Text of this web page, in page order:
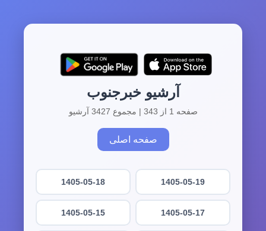
آرشیو خبرجنوب
صفحه 1 از 343 | مجموع 3427 آرشیو
صفحه اصلی
1405-05-19
1405-05-18
1405-05-17
1405-05-15